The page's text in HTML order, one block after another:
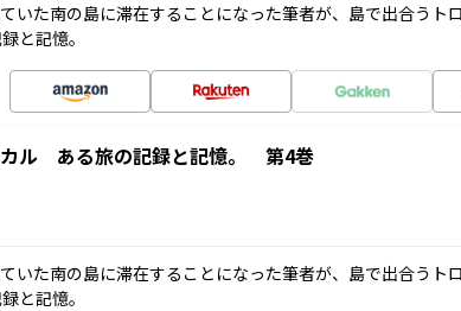
いた南の島に滞在することになった筆者が、島で出合うト
と記憶。
カル ある旅の記録と記憶。 第4巻
いた南の島に滞在することになった筆者が、島で出合うト
と記憶。